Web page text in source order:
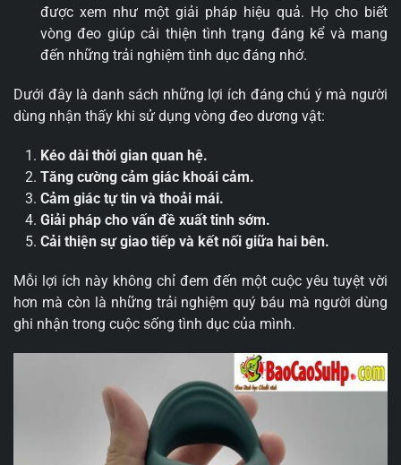
được xem như một giải pháp hiệu quả. Họ cho biết
vòng đeo giúp cải thiện tình trạng đáng kể và mang
đến những trải nghiệm tình dục đáng nhớ.
Dưới đây là danh sách những lợi ích đáng chú ý mà người
dùng nhận thấy khi sử dụng vòng đeo dương vật:
Kéo dài thời gian quan hệ.
Tăng cường cảm giác khoái cảm.
Cảm giác tự tin và thoải mái.
Giải pháp cho vấn đề xuất tinh sớm.
Cải thiện sự giao tiếp và kết nối giữa hai bên.
Mỗi lợi ích này không chỉ đem đến một cuộc yêu tuyệt vời
hơn mà còn là những trải nghiệm quý báu mà người dùng
ghi nhận trong cuộc sống tình dục của mình.